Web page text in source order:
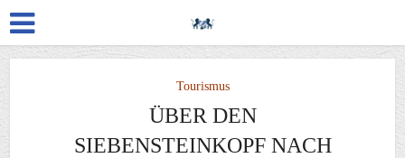
Tourismus
ÜBER DEN
SIEBENSTEINKOPF NACH